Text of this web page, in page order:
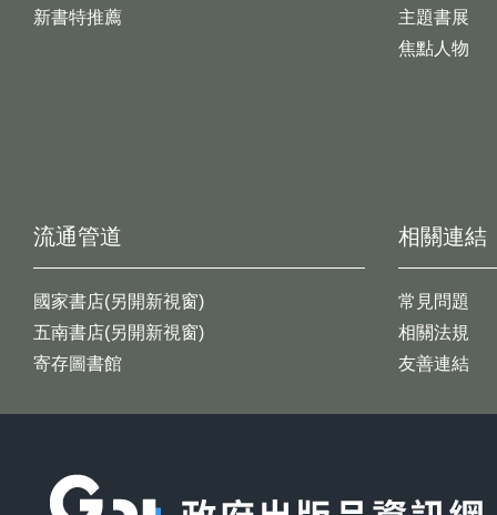
新書特推薦
主題書展
焦點人物
流通管道
國家書店(另開新視窗)
五南書店(另開新視窗)
寄存圖書館
相關連結
常見問題
相關法規
友善連結